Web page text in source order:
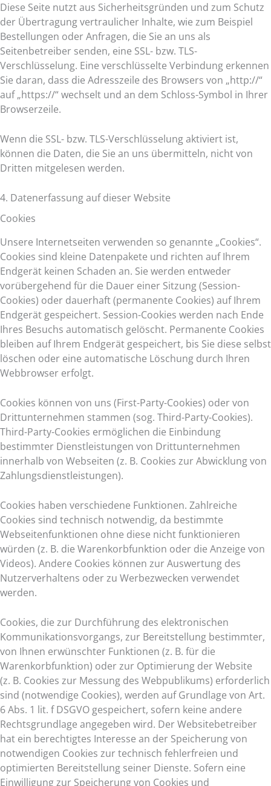
Diese Seite nutzt aus Sicherheitsgründen und zum Schutz
der Übertragung vertraulicher Inhalte, wie zum Beispiel
Bestellungen oder Anfragen, die Sie an uns als
Seitenbetreiber senden, eine SSL- bzw. TLS-
Verschlüsselung. Eine verschlüsselte Verbindung erkennen
Sie daran, dass die Adresszeile des Browsers von „http://“
auf „https://“ wechselt und an dem Schloss-Symbol in Ihrer
Browserzeile.
Wenn die SSL- bzw. TLS-Verschlüsselung aktiviert ist,
können die Daten, die Sie an uns übermitteln, nicht von
Dritten mitgelesen werden.
4. Datenerfassung auf dieser Website
Cookies
Unsere Internetseiten verwenden so genannte „Cookies“.
Cookies sind kleine Datenpakete und richten auf Ihrem
Endgerät keinen Schaden an. Sie werden entweder
vorübergehend für die Dauer einer Sitzung (Session-
Cookies) oder dauerhaft (permanente Cookies) auf Ihrem
Endgerät gespeichert. Session-Cookies werden nach Ende
Ihres Besuchs automatisch gelöscht. Permanente Cookies
bleiben auf Ihrem Endgerät gespeichert, bis Sie diese selbst
löschen oder eine automatische Löschung durch Ihren
Webbrowser erfolgt.
Cookies können von uns (First-Party-Cookies) oder von
Drittunternehmen stammen (sog. Third-Party-Cookies).
Third-Party-Cookies ermöglichen die Einbindung
bestimmter Dienstleistungen von Drittunternehmen
innerhalb von Webseiten (z. B. Cookies zur Abwicklung von
Zahlungsdienstleistungen).
Cookies haben verschiedene Funktionen. Zahlreiche
Cookies sind technisch notwendig, da bestimmte
Webseitenfunktionen ohne diese nicht funktionieren
würden (z. B. die Warenkorbfunktion oder die Anzeige von
Videos). Andere Cookies können zur Auswertung des
Nutzerverhaltens oder zu Werbezwecken verwendet
werden.
Cookies, die zur Durchführung des elektronischen
Kommunikationsvorgangs, zur Bereitstellung bestimmter,
von Ihnen erwünschter Funktionen (z. B. für die
Warenkorbfunktion) oder zur Optimierung der Website
(z. B. Cookies zur Messung des Webpublikums) erforderlich
sind (notwendige Cookies), werden auf Grundlage von Art.
6 Abs. 1 lit. f DSGVO gespeichert, sofern keine andere
Rechtsgrundlage angegeben wird. Der Websitebetreiber
hat ein berechtigtes Interesse an der Speicherung von
notwendigen Cookies zur technisch fehlerfreien und
optimierten Bereitstellung seiner Dienste. Sofern eine
Einwilligung zur Speicherung von Cookies und